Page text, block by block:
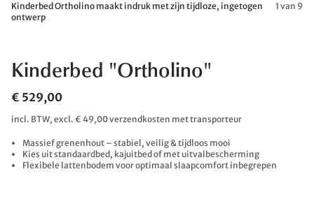
Kinderbed Ortholino maakt indruk met zijn tijdloze, ingetogen
ontwerp
1 van 9
Kinderbed "Ortholino"
€ 529,00
incl. BTW, excl. € 49,00 verzendkosten met transporteur
Massief grenenhout – stabiel, veilig & tijdloos mooi
Kies uit standaardbed, kajuitbed of met uitvalbescherming
Flexibele lattenbodem voor optimaal slaapcomfort inbegrepen